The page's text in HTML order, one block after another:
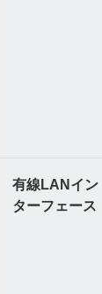
有線LANイン
ターフェース